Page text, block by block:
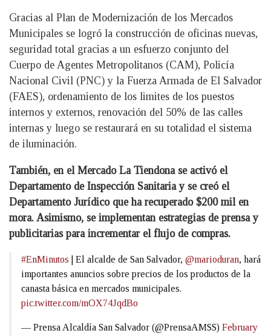
Gracias al Plan de Modernización de los Mercados
Municipales se logró la construcción de oficinas nuevas,
seguridad total gracias a un esfuerzo conjunto del
Cuerpo de Agentes Metropolitanos (CAM), Policía
Nacional Civil (PNC) y la Fuerza Armada de El Salvador
(FAES), ordenamiento de los limites de los puestos
internos y externos, renovación del 50% de las calles
internas y luego se restaurará en su totalidad el sistema
de iluminación.
También, en el Mercado La Tiendona se activó el
Departamento de Inspección Sanitaria y se creó el
Departamento Jurídico que ha recuperado $200 mil en
mora. Asimismo, se implementan estrategias de prensa y
publicitarias para incrementar el flujo de compras.
#EnMinutos | El alcalde de San Salvador, @marioduran, hará
importantes anuncios sobre precios de los productos de la
canasta básica en mercados municipales.
pic.twitter.com/mOX74JqdBo
— Prensa Alcaldía San Salvador (@PrensaAMSS) February